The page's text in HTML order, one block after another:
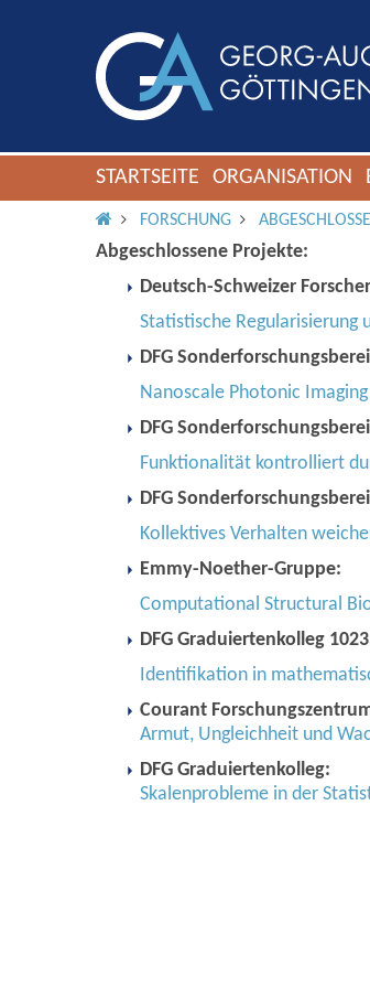
STARTSEITE ORGANISATION
IMS ROOT
FORSCHUNG
Abgeschlossene Projekte:
Deutsch-Schweizer
Statistische Regularisierung
DFG
Nanoscale Photonic Imaging
DFG
Funktionalität kontrolliert
DFG
Kollektives Verhalten
Emmy-Noether-Gruppe:
Computational Structural
DFG Graduiertenkolleg
Identifikation in
Courant
Armut, Ungleichheit und
DFG Graduiertenkolleg:
Skalenprobleme in der